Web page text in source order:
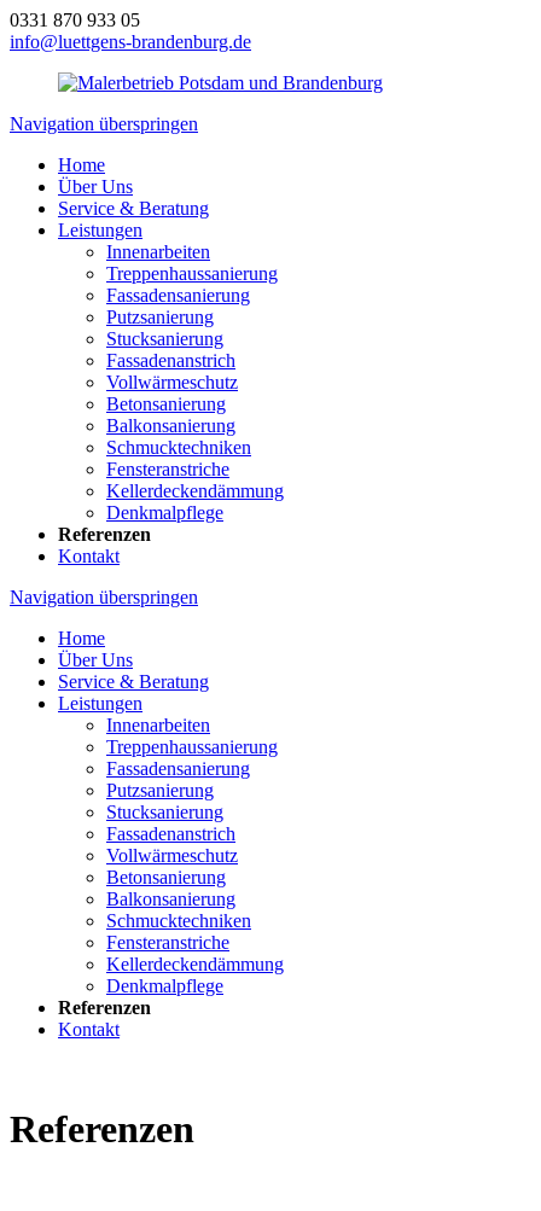
0331 870 933 05
info@luettgens-brandenburg.de
Navigation überspringen
Home
Über Uns
Service & Beratung
Leistungen
Innenarbeiten
Treppenhaussanierung
Fassadensanierung
Putzsanierung
Stucksanierung
Fassadenanstrich
Vollwärmeschutz
Betonsanierung
Balkonsanierung
Schmucktechniken
Fensteranstriche
Kellerdeckendämmung
Denkmalpflege
Referenzen
Kontakt
Navigation überspringen
Home
Über Uns
Service & Beratung
Leistungen
Innenarbeiten
Treppenhaussanierung
Fassadensanierung
Putzsanierung
Stucksanierung
Fassadenanstrich
Vollwärmeschutz
Betonsanierung
Balkonsanierung
Schmucktechniken
Fensteranstriche
Kellerdeckendämmung
Denkmalpflege
Referenzen
Kontakt
Referenzen